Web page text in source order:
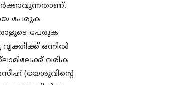
പേരുക
പേരുക
ഒന്നില്‍
വരിക
(യേശുവിന്റെ